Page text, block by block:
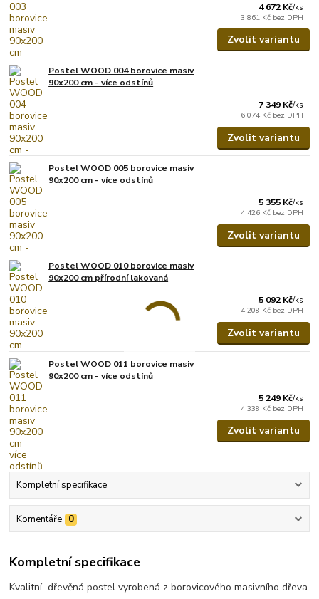
4 672 Kč/ks
3 861 Kč bez DPH
Zvolit variantu
Postel WOOD 004 borovice masiv
90x200 cm - více odstínů
7 349 Kč/ks
6 074 Kč bez DPH
Zvolit variantu
Postel WOOD 005 borovice masiv
90x200 cm - více odstínů
5 355 Kč/ks
4 426 Kč bez DPH
Zvolit variantu
Postel WOOD 010 borovice masiv
90x200 cm přírodní lakovaná
5 092 Kč/ks
4 208 Kč bez DPH
Zvolit variantu
Postel WOOD 011 borovice masiv
90x200 cm - více odstínů
5 249 Kč/ks
4 338 Kč bez DPH
Zvolit variantu
Kompletní specifikace
Komentáře 0
Kompletní specifikace
Kvalitní dřevěná postel vyrobená z borovicového masivního dřeva